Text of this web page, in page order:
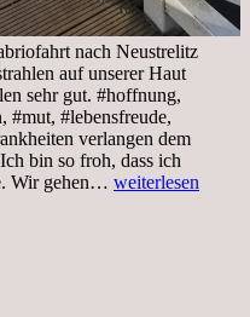
nach Neustrelitz
auf unserer Haut
sehr gut. #hoffnung,
#mut, #lebensfreude,
verlangen dem
bin so froh, dass ich
Wir gehen… Sonnabend,
weiterlesen